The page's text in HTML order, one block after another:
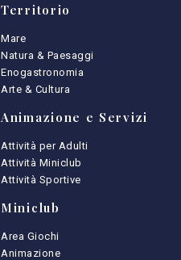
Territorio
Mare
Natura & Paesaggi
Enogastronomia
Arte & Cultura
Animazione e Servizi
Attività per Adulti
Attività Miniclub
Attività Sportive
Miniclub
Area Giochi
Animazione